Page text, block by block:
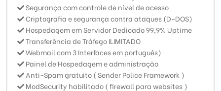
Segurança com controle de nível de acesso
Criptografia e segurança contra ataques (D-DOS)
Hospedagem em Servidor Dedicado 99,9% Uptime
Transferência de Tráfego ILIMITADO
Webmail com 3 Interfaces em português)
Painel de Hospedagem e administração
Anti-Spam gratuito ( Sender Police Framework )
ModSecurity habilitado ( firewall para websites )